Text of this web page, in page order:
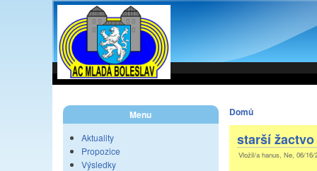
Menu
Aktuality
Propozice
Výsledky
Domů
starší žactvo
Vložil/a hanus, Ne, 06/16/